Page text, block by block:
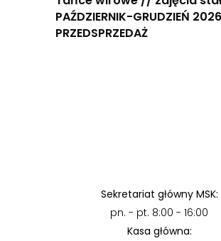
PAŹDZIERNIK-GRUDZIEŃ
PRZEDSPRZEDAŻ
Sekretariat główny MSK:
pn. - pt. 8:00 - 16:00
Kasa główna: